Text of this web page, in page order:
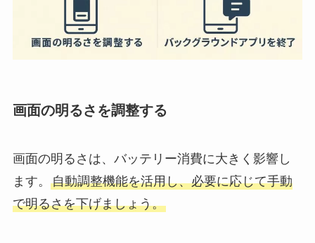
画面の明るさを調整する
画面の明るさは、バッテリー消費に大きく影響し
ます。 自動調整機能を活用し、必要に応じて手動
で明るさを下げましょう。